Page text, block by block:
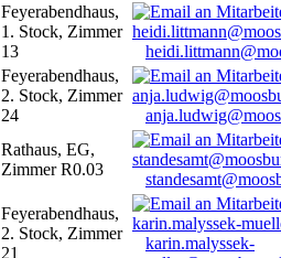
Feyerabendhaus,
1. Stock, Zimmer
13
Feyerabendhaus,
2. Stock, Zimmer
24
Rathaus, EG,
Zimmer R0.03
Feyerabendhaus,
2. Stock, Zimmer
21
karin.malyssek-